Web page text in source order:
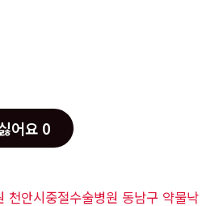
어요 0
천안시중절수술병원 동남구 약물낙